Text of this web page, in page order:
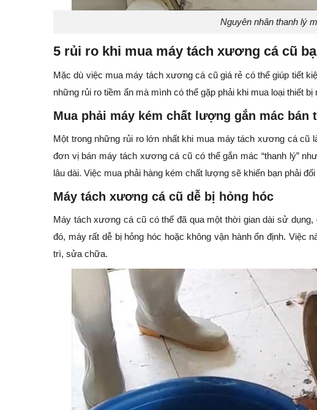
Nguyên nhân thanh lý
5 rủi ro khi mua máy tách xương cá cũ
Mặc dù việc mua máy tách xương cá cũ giá rẻ có thể giúp tiết
những rủi ro tiềm ẩn mà mình có thể gặp phải khi mua loại thiết bị
Mua phải máy kém chất lượng gắn mác bán
Một trong những rủi ro lớn nhất khi mua máy tách xương cá
đơn vị bán máy tách xương cá cũ có thể gắn mác “thanh lý”
lâu dài. Việc mua phải hàng kém chất lượng sẽ khiến bạn phải
Máy tách xương cá cũ dễ bị hỏng hóc
Máy tách xương cá cũ có thể đã qua một thời gian dài sử
đó, máy rất dễ bị hỏng hóc hoặc không vận hành ổn định. Việc
trì, sửa chữa.